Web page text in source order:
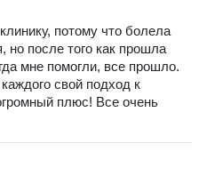
потому что болела
но после того как прошла
мне помогли, все прошло.
свой подход к
плюс! Все очень